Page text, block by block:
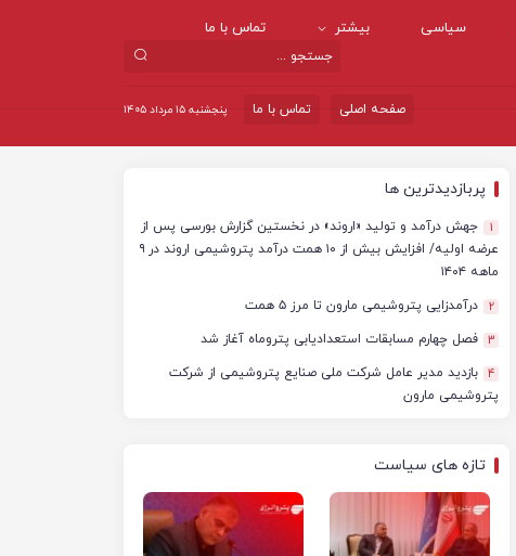
سیاسی بیشتر تماس با ما
پنجشنبه ۱۵ مرداد ۱۴۰۵ تماس با ما
صفحه اصلی
پربازدیدترین ها
1
جهش درآمد و تولید «اروند» در نخستین گزارش بورسی پس از
عرضه اولیه/ افزایش بیش از ۱۰ همت درآمد پتروشیمی اروند در ۹
ماهه ۱۴۰۴
2 درآمدزایی پتروشیمی مارون تا مرز ۵ همت
3 فصل چهارم مسابقات استعدادیابی پتروماه آغاز شد
4 بازدید مدیر عامل شرکت ملی صنایع پتروشیمی از شرکت
پتروشیمی مارون
تازه های سیاست